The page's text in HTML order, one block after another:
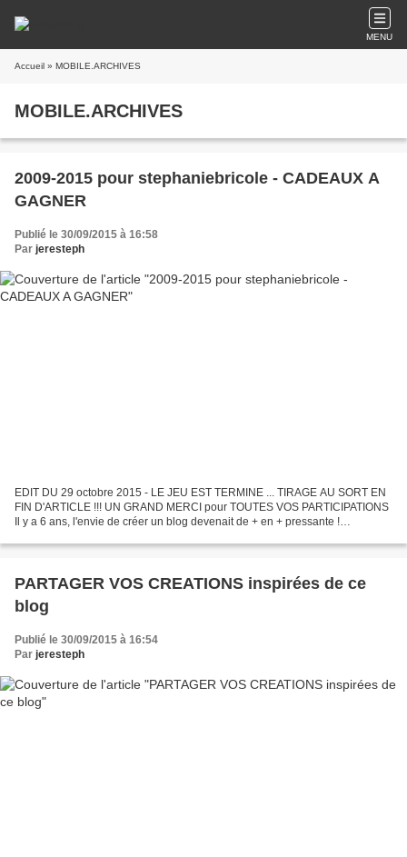
MENU
Accueil » MOBILE.ARCHIVES
MOBILE.ARCHIVES
2009-2015 pour stephaniebricole - CADEAUX A
GAGNER
Publié le 30/09/2015 à 16:58
Par jeresteph
EDIT DU 29 octobre 2015 - LE JEU EST TERMINE ... TIRAGE AU SORT EN
FIN D'ARTICLE !!! UN GRAND MERCI pour TOUTES VOS PARTICIPATIONS
Il y a 6 ans, l'envie de créer un blog devenait de + en + pressante !
PARTAGER VOS CREATIONS inspirées de ce
blog
Publié le 30/09/2015 à 16:54
Par jeresteph